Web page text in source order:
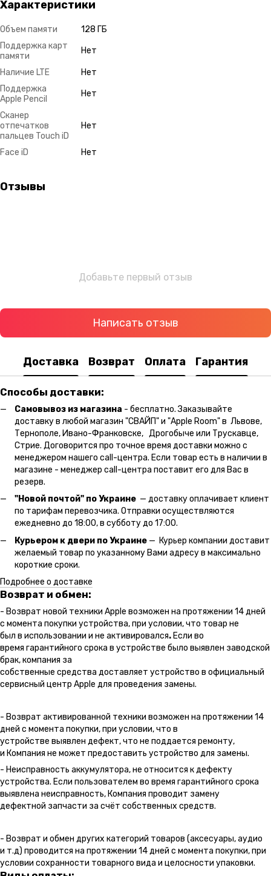
Характеристики
Объем памяти
128 ГБ
Поддержка карт
памяти
Нет
Наличие LTE
Нет
Поддержка
Apple Pencil
Нет
Сканер
отпечатков
пальцев Touch iD
Нет
Face iD Нет
Отзывы
Добавьте первый отзыв
Написать отзыв
Доставка Возврат Оплата Гарантия
Способы доставки:
Самовывоз из магазина - бесплатно. Заказывайте
доставку в любой магазин "СВАЙП" и "Apple Room" в Львове,
Тернополе, Ивано-Франковске, Дрогобыче или Трускавце,
Стрие. Договорится про точное время доставки можно с
менеджером нашего call-центра. Если товар есть в наличии в
магазине - менеджер call-центра поставит его для Вас в
резерв.
"Новой почтой" по Украине — доставку оплачивает клиент
по тарифам перевозчика. Отправки осуществляются
ежедневно до 18:00, в субботу до 17:00.
Курьером к двери по Украине — Курьер компании доставит
желаемый товар по указанному Вами адресу в максимально
короткие сроки.
Подробнее о доставке
Возврат и обмен:
- Возврат новой техники Apple возможен на протяжении 14 дней
с момента покупки устройства, при условии, что товар не
был в использовании и не активировался. Если во
время гарантийного срока в устройстве было выявлен заводской
брак, компания за
собственные средства доставляет устройство в официальный
сервисный центр Apple для проведения замены.
- Возврат активированной техники возможен на протяжении 14
дней с момента покупки, при условии, что в
устройстве выявлен дефект, что не поддается ремонту,
и Компания не может предоставить устройство для замены.
- Неисправность аккумулятора, не относится к дефекту
устройства. Если пользователем во время гарантийного срока
выявлена неисправность, Компания проводит замену
дефектной запчасти за счёт собственных средств.
- Возврат и обмен других категорий товаров (аксесуары, аудио
и т.д) проводится на протяжении 14 дней с момента покупки, при
условии сохранности товарного вида и целосности упаковки.